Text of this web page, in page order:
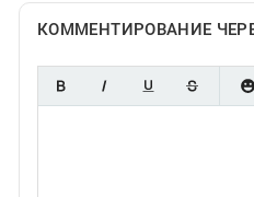
КОММЕНТИРОВАНИЕ